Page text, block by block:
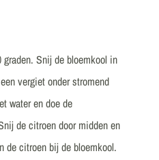
graden. Snij de bloemkool in
vergiet onder stromend
water en doe de
de citroen door midden en
de citroen bij de bloemkool.